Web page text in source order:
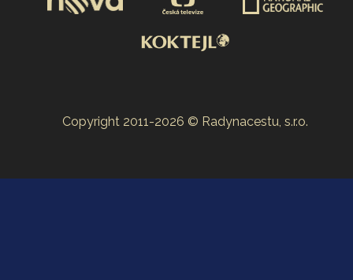
Copyright 2011-2026 © Radynacestu, s.r.o.